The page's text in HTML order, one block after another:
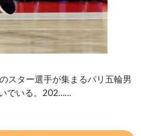
スター選手が集まるパリ五輪男
でいる。202……